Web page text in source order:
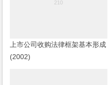
上市公司收购法律框架基本形成
(2002)